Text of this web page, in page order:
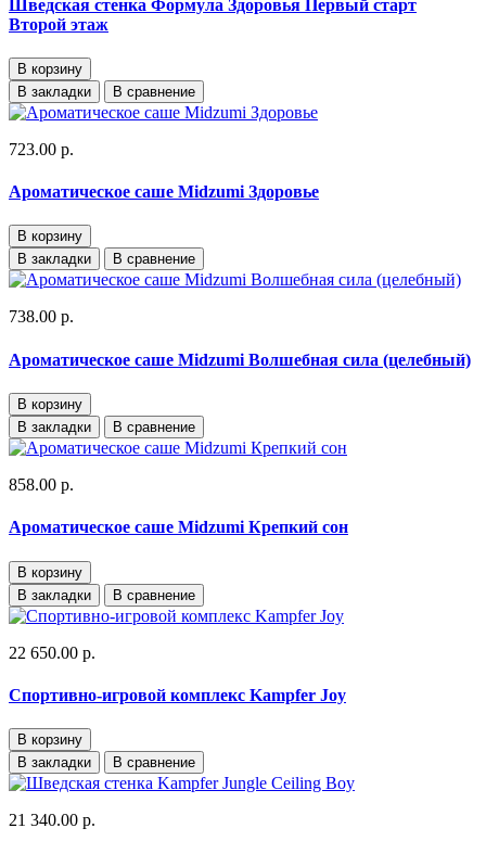
Шведская стенка Формула Здоровья Первый старт
Второй этаж
В корзину
В закладки
В сравнение
723.00 р.
Ароматическое саше Midzumi Здоровье
В корзину
В закладки
В сравнение
738.00 р.
Ароматическое саше Midzumi Волшебная сила (целебный)
В корзину
В закладки
В сравнение
858.00 р.
Ароматическое саше Midzumi Крепкий сон
В корзину
В закладки
В сравнение
22 650.00 р.
Спортивно-игровой комплекс Kampfer Joy
В корзину
В закладки
В сравнение
21 340.00 р.